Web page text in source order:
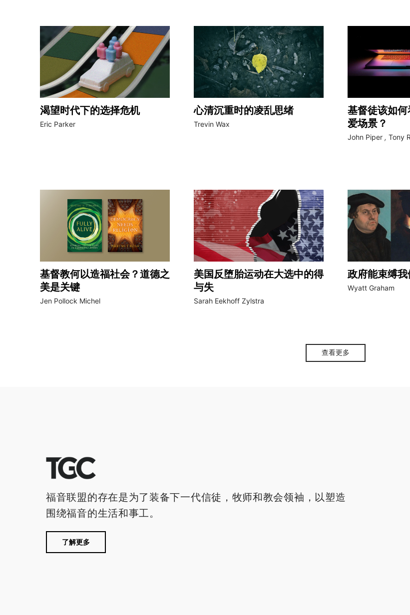
渴望时代下的选择危机
Eric Parker
心清沉重时的凌乱思绪
Trevin Wax
基督徒该如
爱场景？
John Piper , Tony
基督教何以造福社会？道德之
美是关键
Jen Pollock Michel
美国反堕胎运动在大选中的得
与失
Sarah Eekhoff Zylstra
政府能束缚我
Wyatt Graham
查看更多
福音联盟的存在是为了装备下一代信徒，牧师和教会领袖，以塑造
围绕福音的生活和事工。
了解更多